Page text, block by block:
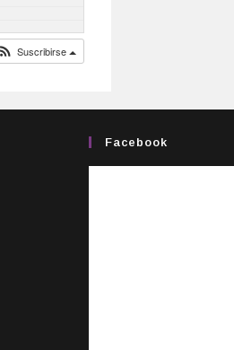
Suscribirse
Facebook